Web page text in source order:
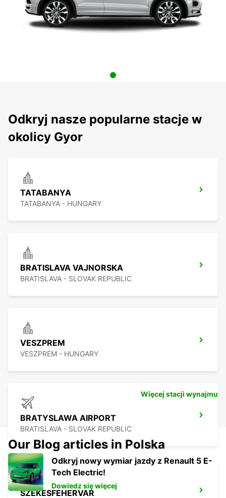
Odkryj nasze popularne stacje w
okolicy Gyor
TATABANYA
TATABANYA - HUNGARY
BRATISLAVA VAJNORSKA
BRATISLAVA - SLOVAK REPUBLIC
VESZPREM
VESZPREM - HUNGARY
BRATYSLAWA AIRPORT
BRATISLAVA - SLOVAK REPUBLIC
SZEKESFEHERVAR
Więcej stacji wynajmu
Our Blog articles in Polska
Odkryj nowy wymiar jazdy z Renault 5 E-
Tech Electric!
Dowiedz się więcej